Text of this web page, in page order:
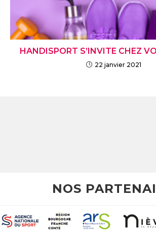
HANDISPORT S’INVITE CHEZ
22 janvier 2021
NOS